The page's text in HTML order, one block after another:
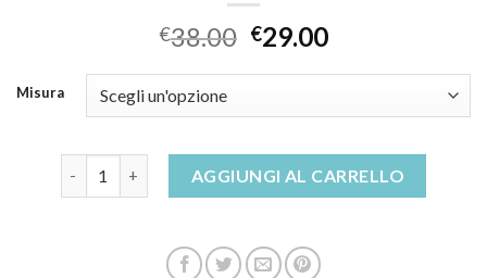
€38.00 €29.00
Misura
AGGIUNGI AL CARRELLO